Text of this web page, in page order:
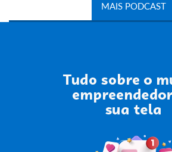
MAIS PODCAST